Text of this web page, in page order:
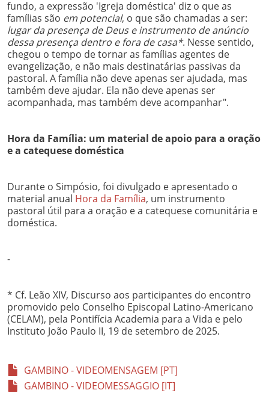
fundo, a expressão 'Igreja doméstica' diz o que as
famílias são em potencial, o que são chamadas a ser:
lugar da presença de Deus e instrumento de anúncio
dessa presença dentro e fora de casa*. Nesse sentido,
chegou o tempo de tornar as famílias agentes de
evangelização, e não mais destinatárias passivas da
pastoral. A família não deve apenas ser ajudada, mas
também deve ajudar. Ela não deve apenas ser
acompanhada, mas também deve acompanhar".
Hora da Família: um material de apoio para a oração
e a catequese doméstica
Durante o Simpósio, foi divulgado e apresentado o
material anual Hora da Família, um instrumento
pastoral útil para a oração e a catequese comunitária e
doméstica.
-
* Cf. Leão XIV, Discurso aos participantes do encontro
promovido pelo Conselho Episcopal Latino-Americano
(CELAM), pela Pontifícia Academia para a Vida e pelo
Instituto João Paulo II, 19 de setembro de 2025.
GAMBINO - VIDEOMENSAGEM [PT]
GAMBINO - VIDEOMESSAGGIO [IT]